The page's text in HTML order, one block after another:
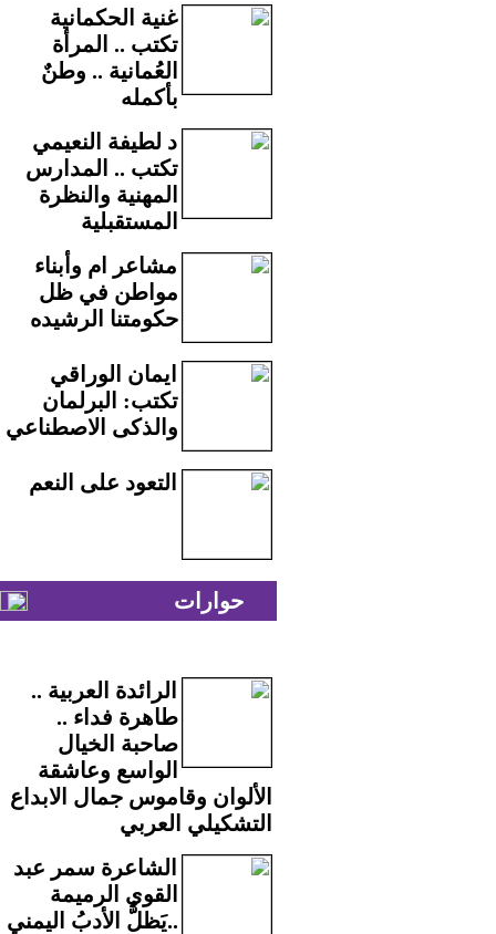
غنية الحكمانية
تكتب .. المرأة
العُمانية .. وطنٌ
بأكمله
د لطيفة النعيمي
تكتب .. المدارس
المهنية والنظرة
المستقبلية
مشاعر ام وأبناء
مواطن في ظل
حكومتنا الرشيده
ايمان الوراقي
تكتب: البرلمان
والذكى الاصطناعي
التعود على النعم
حوارات
الرائدة العربية ..
طاهرة فداء ..
صاحبة الخيال
الواسع وعاشقة
الألوان وقاموس جمال الابداع
التشكيلي العربي
الشاعرة سمر عبد
القوي الرميمة
..يَظلُّ الأدبُ اليمني